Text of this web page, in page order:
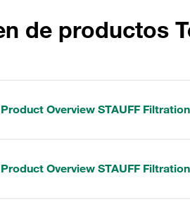
de productos
Product Overview STAUFF
Product Overview STAUFF